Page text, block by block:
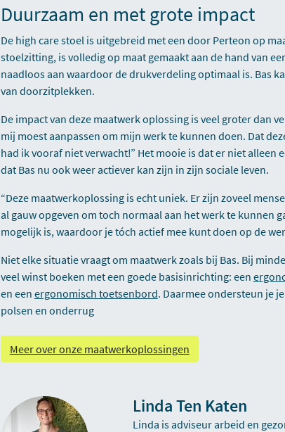
Duurzaam en met grote impact
De high care stoel is uitgebreid met een door Perteon op
stoelzitting, is volledig op maat gemaakt aan de hand van
naadloos aan waardoor de drukverdeling optimaal is. Bas
van doorzitplekken.
De impact van deze maatwerk oplossing is veel groter dan
mij moest aanpassen om mijn werk te kunnen doen. Dat
had ik vooraf niet verwacht!” Het mooie is dat er niet
dat Bas nu ook weer actiever kan zijn in zijn sociale leven.
“Deze maatwerkoplossing is echt uniek. Er zijn zoveel
al gauw opgeven om toch normaal aan het werk te kunnen
mogelijk is, waardoor je tóch actief mee kunt doen op de
Niet elke situatie vraagt om maatwerk zoals bij Bas. Bij
veel winst boeken met een goede basisinrichting: een
en een ergonomisch toetsenbord. Daarmee ondersteun je
polsen en onderrug
Meer over onze maatwerkoplossingen
Linda Ten Katen
Linda is adviseur arbeid en